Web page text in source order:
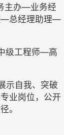
主办—业务经
—总经理助理—
级工程师—高
示自我、突破
业岗位，公开
。